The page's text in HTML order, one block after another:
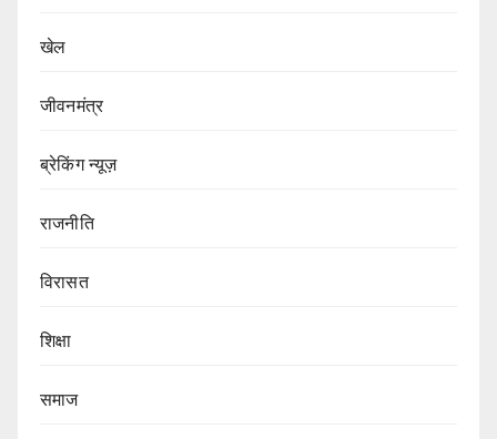
खेल
जीवनमंत्र
ब्रेकिंग न्यूज़
राजनीति
‍‍विरासत
शिक्षा
समाज